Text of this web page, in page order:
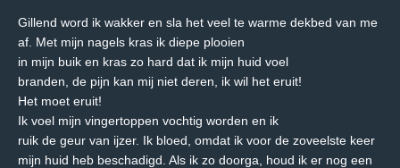
Gillend word ik wakker en sla het veel te warme dekbed van me
af. Met mijn nagels kras ik diepe plooien
in mijn buik en kras zo hard dat ik mijn huid voel
branden, de pijn kan mij niet deren, ik wil het eruit!
Het moet eruit!
Ik voel mijn vingertoppen vochtig worden en ik
ruik de geur van ijzer. Ik bloed, omdat ik voor de zoveelste keer
mijn huid heb beschadigd. Als ik zo doorga, houd ik er nog een